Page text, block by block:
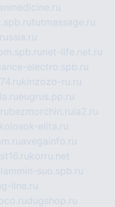
tutmassage.ru
net-life.net.ru
electro.spb.ru
kinzozo-ru.ru
eugrus.pp.ru
bezmorchin.ru ia2.ru
kolosok-elita.ru
avegainfo.ru
korru.net
lammin-suo.spb.ru
line.ru
dugshop.ru